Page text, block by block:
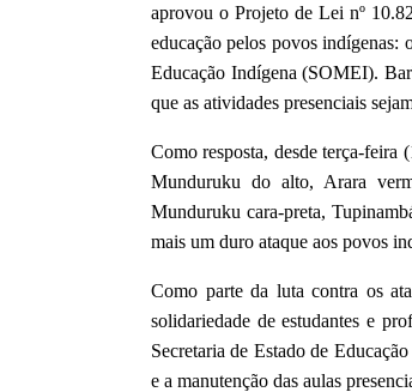
aprovou o Projeto de Lei nº
educação pelos povos
Educação Indígena (SOMEI).
que as atividades presenciais
Como resposta, desde terça-
Munduruku do alto, Arara
Munduruku cara-preta,
mais um duro ataque aos povos
Como parte da luta contra os
solidariedade de estudantes e
Secretaria de Estado de
e a manutenção das aulas